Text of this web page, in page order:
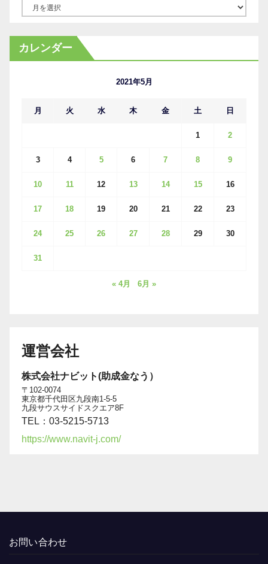
カ
イ
カレンダー
2021年5月
月 火 水 木 金 土 日
1 2
3 4 5 6 7 8 9
10 11 12 13 14 15 16
17 18 19 20 21 22 23
24 25 26 27 28 29 30
31
« 4月 6月 »
運営会社
株式会社ナビット(助成金なう）
〒102-0074
東京都千代田区九段南1-5-5
九段サウスサイドスクエア8F
TEL：03-5215-5713
https://www.navit-j.com/
お問い合わせ